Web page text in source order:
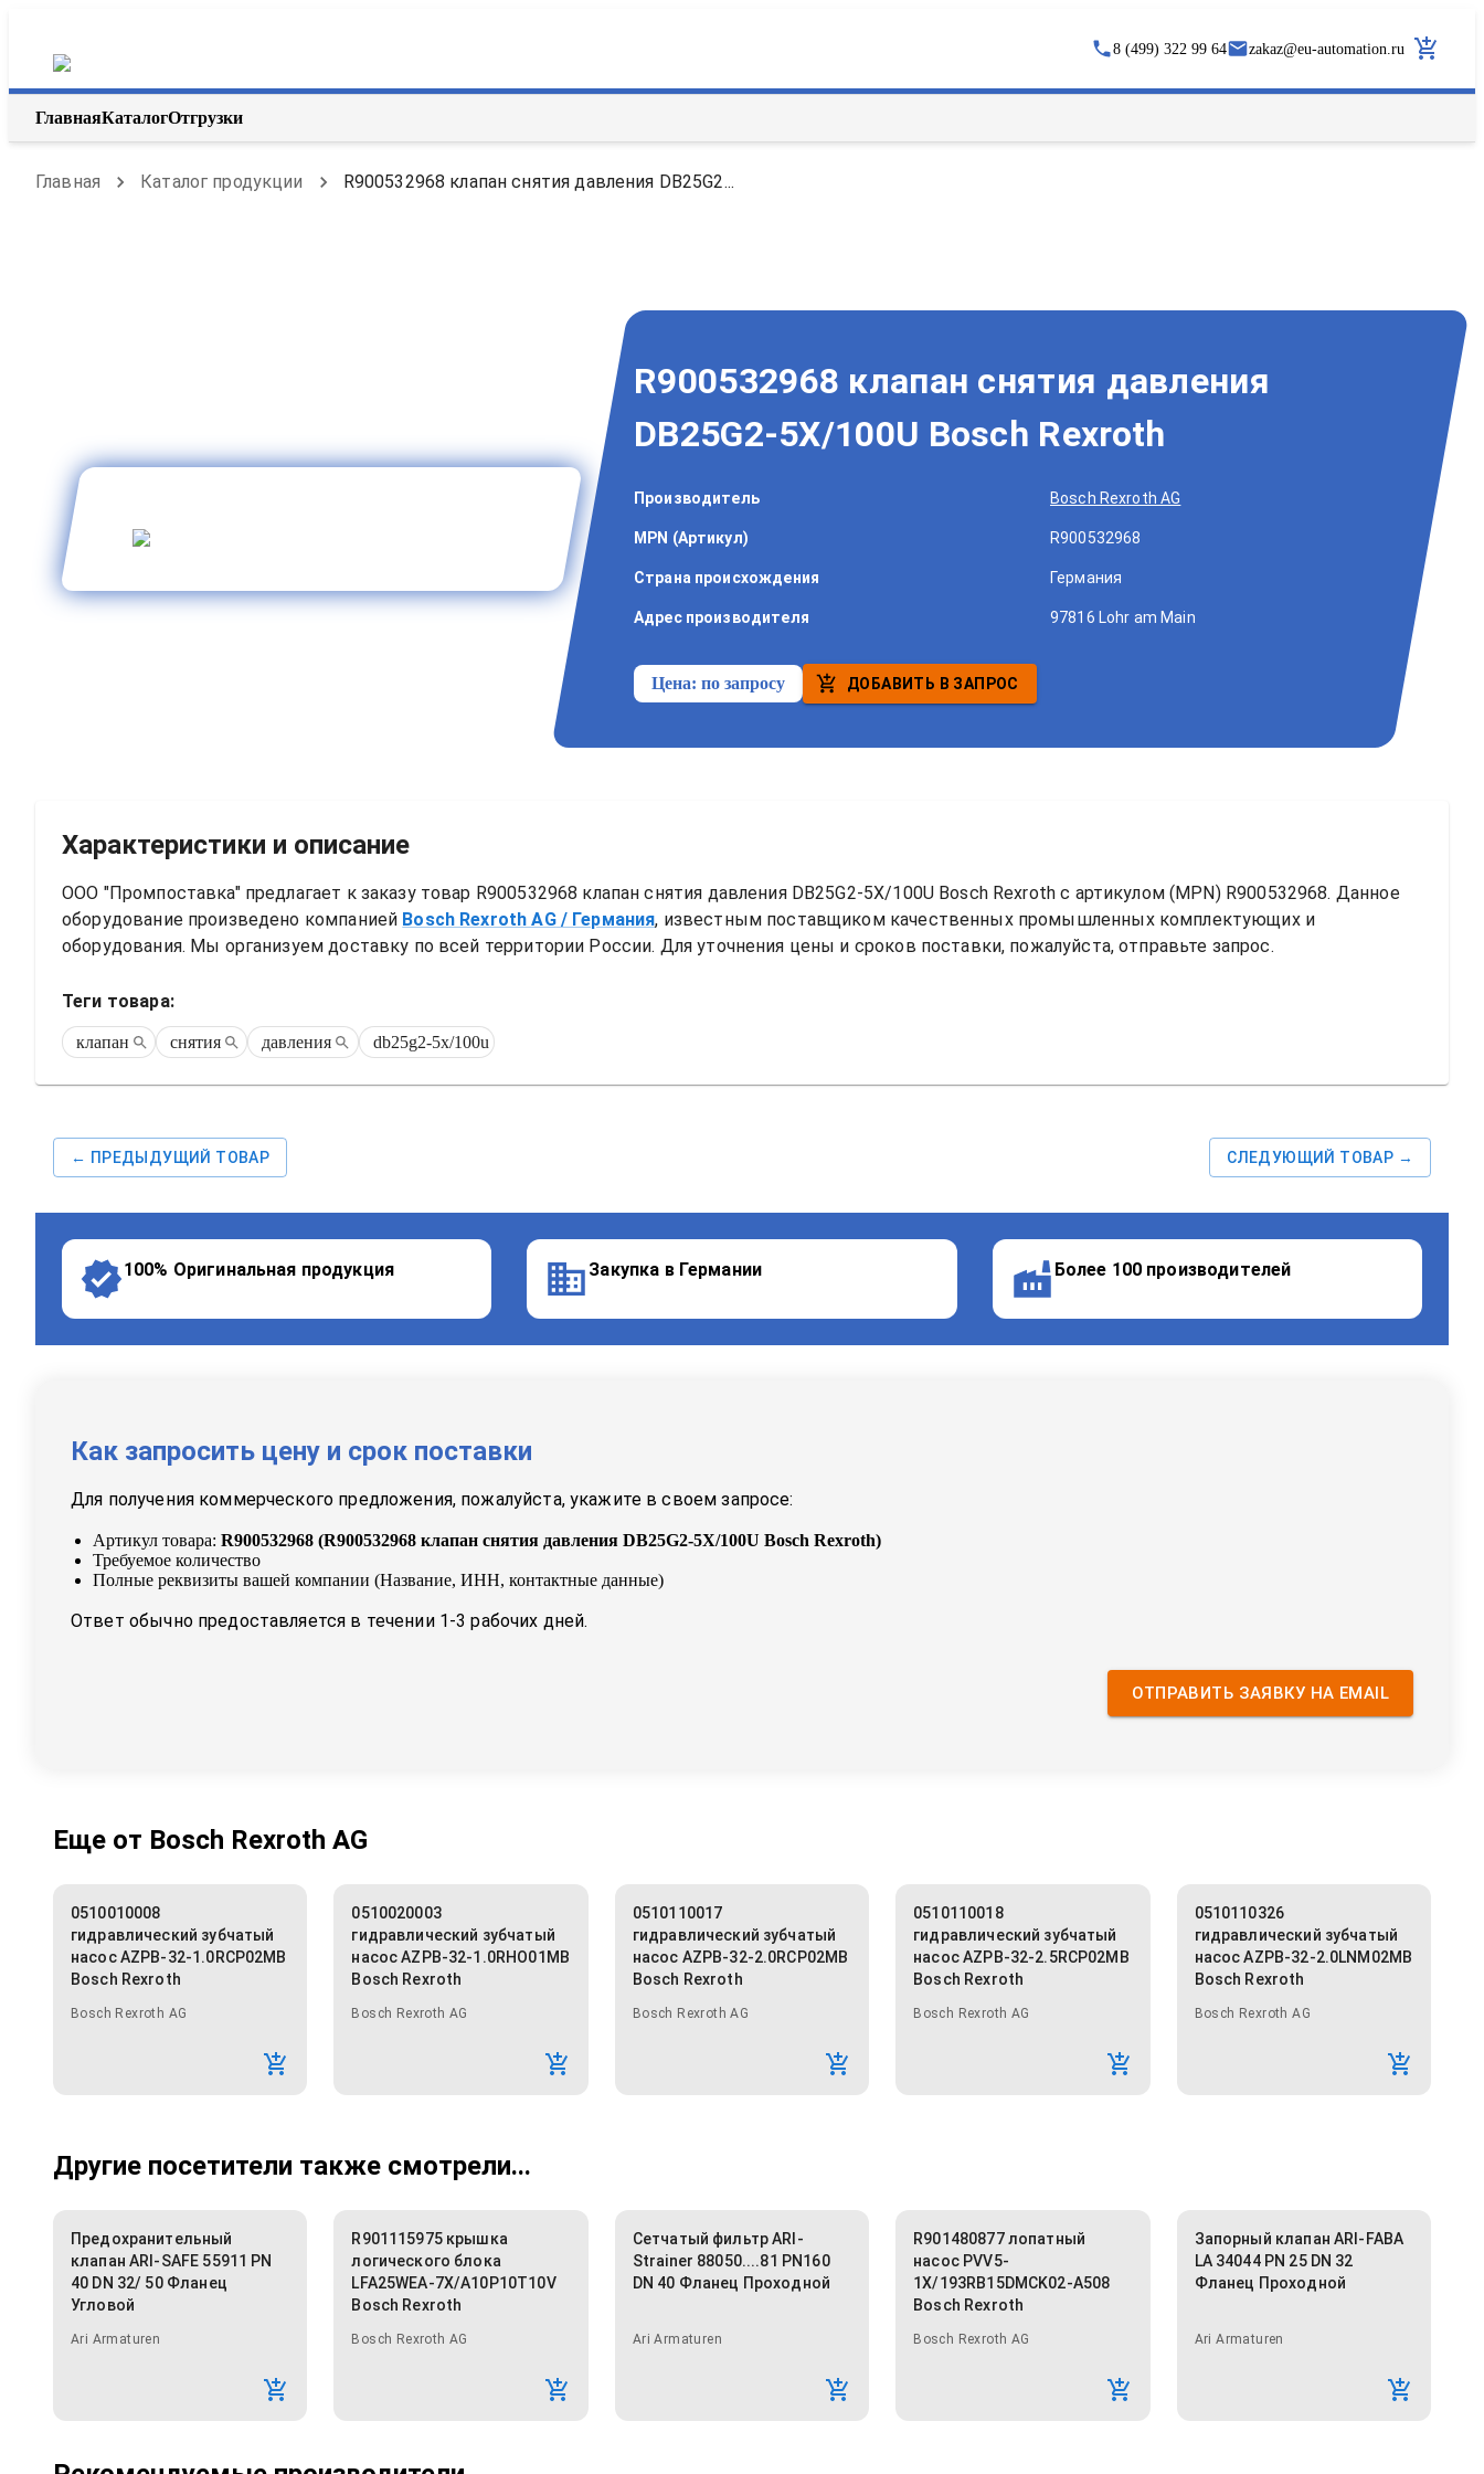
8 (499) 322 99 64 zakaz@eu-automation.ru
ГлавнаяКаталогОтгрузки
Главная Каталог продукции R900532968 клапан снятия давления DB25G2...
R900532968 клапан снятия давления
DB25G2-5X/100U Bosch Rexroth
Производитель Bosch Rexroth AG
MPN (Артикул) R900532968
Страна происхождения Германия
Адрес производителя 97816 Lohr am Main
Цена:по запросу ДОБАВИТЬ В ЗАПРОС
Характеристики и описание
ООО "Промпоставка" предлагает к заказу товар R900532968 клапан снятия давления DB25G2-5X/100U Bosch Rexroth с артикулом (MPN) R900532968. Данное
оборудование произведено компанией Bosch Rexroth AG / Германия, известным поставщиком качественных промышленных комплектующих и
оборудования. Мы организуем доставку по всей территории России. Для уточнения цены и сроков поставки, пожалуйста, отправьте запрос.
Теги товара:
клапан снятия давления db25g2-5x/100u
← ПРЕДЫДУЩИЙ ТОВАР СЛЕДУЮЩИЙ ТОВАР →
100% Оригинальная продукция Закупка в Германии Более 100 производителей
Как запросить цену и срок поставки
Для получения коммерческого предложения, пожалуйста, укажите в своем запросе:
Артикул товара: R900532968 (R900532968 клапан снятия давления DB25G2-5X/100U Bosch Rexroth)
Требуемое количество
Полные реквизиты вашей компании (Название, ИНН, контактные данные)
Ответ обычно предоставляется в течении 1-3 рабочих дней.
ОТПРАВИТЬ ЗАЯВКУ НА EMAIL
Еще от Bosch Rexroth AG
0510010008
гидравлический зубчатый
насос AZPB-32-1.0RCP02MB
Bosch Rexroth
Bosch Rexroth AG
0510020003
гидравлический зубчатый
насос AZPB-32-1.0RHO01MB
Bosch Rexroth
Bosch Rexroth AG
0510110017
гидравлический зубчатый
насос AZPB-32-2.0RCP02MB
Bosch Rexroth
Bosch Rexroth AG
0510110018
гидравлический зубчатый
насос AZPB-32-2.5RCP02MB
Bosch Rexroth
Bosch Rexroth AG
0510110326
гидравлический зубчатый
насос AZPB-32-2.0LNM02MB
Bosch Rexroth
Bosch Rexroth AG
Другие посетители также смотрели...
Предохранительный
клапан ARI-SAFE 55911 PN
40 DN 32/ 50 Фланец
Угловой
Ari Armaturen
R901115975 крышка
логического блока
LFA25WEA-7X/A10P10T10V
Bosch Rexroth
Bosch Rexroth AG
Сетчатый фильтр ARI-
Strainer 88050....81 PN160
DN 40 Фланец Проходной
Ari Armaturen
R901480877 лопатный
насос PVV5-
1X/193RB15DMCK02-A508
Bosch Rexroth
Bosch Rexroth AG
Запорный клапан ARI-FABA
LA 34044 PN 25 DN 32
Фланец Проходной
Ari Armaturen